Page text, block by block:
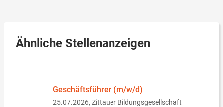
Ähnliche Stellenanzeigen
Geschäftsführer (m/w/d)
25.07.2026, Zittauer Bildungsgesellschaft